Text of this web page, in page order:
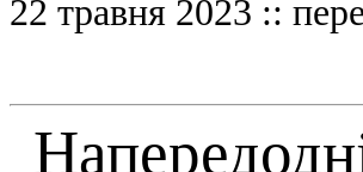
22 травня 2023 ::